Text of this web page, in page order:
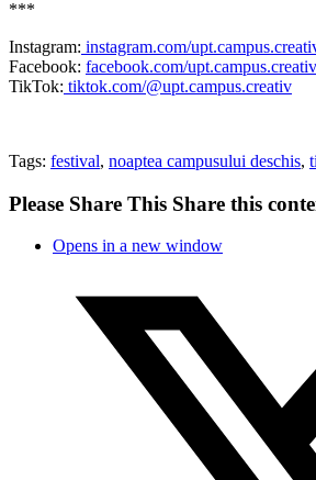
***
Instagram: instagram.com/
Facebook: facebook.com/upt.campus.creativ
TikTok: tiktok.com/@upt.campus.creativ
Tags: festival, noaptea campusului deschis,
Please Share This Share this
Opens in a new window